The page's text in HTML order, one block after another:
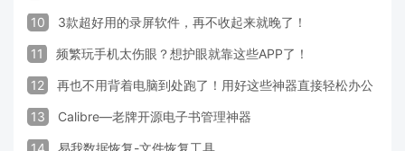
10 3款超好用的录屏软件，再不收起来就晚了！
11 频繁玩手机太伤眼？想护眼就靠这些APP了！
12 再也不用背着电脑到处跑了！用好这些神器直接轻松办公
13 Calibre—老牌开源电子书管理神器
14 易我数据恢复-文件恢复工具